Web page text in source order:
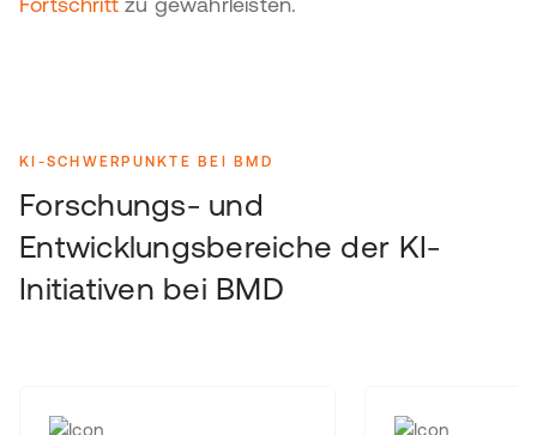
KI-SCHWERPUNKTE BEI BMD
Forschungs- und
Entwicklungsbereiche der KI-
Initiativen bei BMD